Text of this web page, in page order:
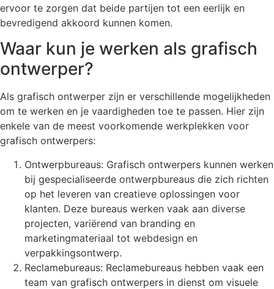
ervoor te zorgen dat beide partijen tot een eerlijk en
bevredigend akkoord kunnen komen.
Waar kun je werken als grafisch
ontwerper?
Als grafisch ontwerper zijn er verschillende mogelijkheden
om te werken en je vaardigheden toe te passen. Hier zijn
enkele van de meest voorkomende werkplekken voor
grafisch ontwerpers:
Ontwerpbureaus: Grafisch ontwerpers kunnen werken
bij gespecialiseerde ontwerpbureaus die zich richten
op het leveren van creatieve oplossingen voor
klanten. Deze bureaus werken vaak aan diverse
projecten, variërend van branding en
marketingmateriaal tot webdesign en
verpakkingsontwerp.
Reclamebureaus: Reclamebureaus hebben vaak een
team van grafisch ontwerpers in dienst om visuele